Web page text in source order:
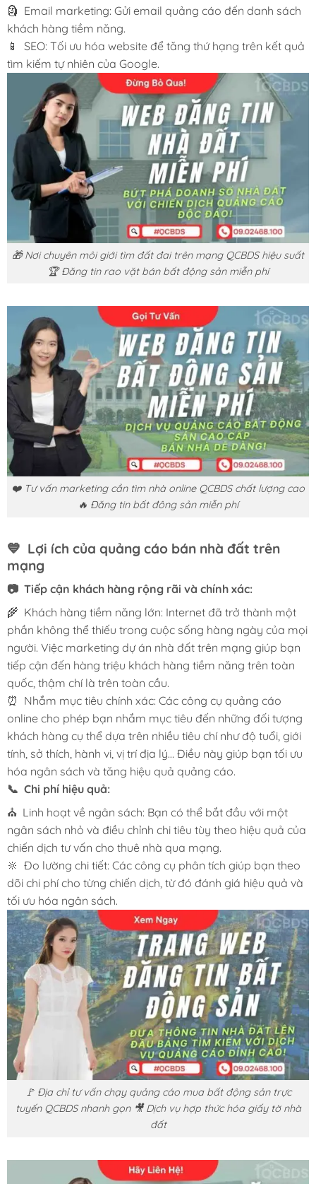
🗿 Email marketing: Gửi email quảng cáo đến danh sách
khách hàng tiềm năng.
📱 SEO: Tối ưu hóa website để tăng thứ hạng trên kết quả
tìm kiếm tự nhiên của Google.
🎁 Nơi chuyên môi giới tìm đất đai trên mạng QCBDS hiệu suất
🏆 Đăng tin rao vặt bán bất động sản miễn phí
❤️ Tư vấn marketing cần tìm nhà online QCBDS chất lượng cao
🔥 Đăng tin bất đông sản miễn phí
💙 Lợi ích của quảng cáo bán nhà đất trên
mạng
📷 Tiếp cận khách hàng rộng rãi và chính xác:
🌾 Khách hàng tiềm năng lớn: Internet đã trở thành một
phần không thể thiếu trong cuộc sống hàng ngày của mọi
người. Việc marketing dự án nhà đất trên mạng giúp bạn
tiếp cận đến hàng triệu khách hàng tiềm năng trên toàn
quốc, thậm chí là trên toàn cầu.
⏰ Nhắm mục tiêu chính xác: Các công cụ quảng cáo
online cho phép bạn nhắm mục tiêu đến những đối tượng
khách hàng cụ thể dựa trên nhiều tiêu chí như độ tuổi, giới
tính, sở thích, hành vi, vị trí địa lý… Điều này giúp bạn tối ưu
hóa ngân sách và tăng hiệu quả quảng cáo.
📞 Chi phí hiệu quả:
⛪ Linh hoạt về ngân sách: Bạn có thể bắt đầu với một
ngân sách nhỏ và điều chỉnh chi tiêu tùy theo hiệu quả của
chiến dịch tư vấn cho thuê nhà qua mạng.
🔆 Đo lường chi tiết: Các công cụ phân tích giúp bạn theo
dõi chi phí cho từng chiến dịch, từ đó đánh giá hiệu quả và
tối ưu hóa ngân sách.
🚩 Địa chỉ tư vấn chạy quảng cáo mua bất động sản trực
tuyến QCBDS nhanh gọn 🎥 Dịch vụ hợp thức hóa giấy tờ nhà
đất